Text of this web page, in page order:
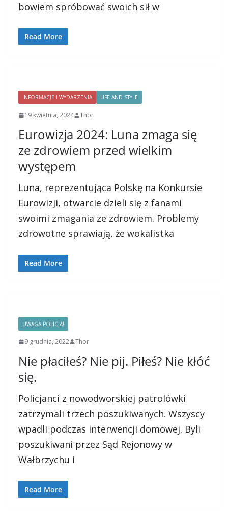
bowiem spróbować swoich sił w
Read More
INFORMACJE I WYDARZENIA LIFE AND STYLE
19 kwietnia, 2024 Thor
Eurowizja 2024: Luna zmaga się
ze zdrowiem przed wielkim
występem
Luna, reprezentująca Polskę na Konkursie
Eurowizji, otwarcie dzieli się z fanami
swoimi zmagania ze zdrowiem. Problemy
zdrowotne sprawiają, że wokalistka
Read More
UWAGA POLICJA!
9 grudnia, 2022 Thor
Nie płaciłeś? Nie pij. Piłeś? Nie kłóć
się.
Policjanci z nowodworskiej patrolówki
zatrzymali trzech poszukiwanych. Wszyscy
wpadli podczas interwencji domowej. Byli
poszukiwani przez Sąd Rejonowy w
Wałbrzychu i
Read More